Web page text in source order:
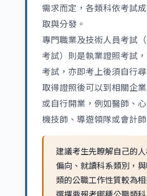
需求而定，各類科依考試
取與分發。
專門職業及技術人員考試
考試）則是執業證照考試
考試，亦即考上後須自行尋
取得證照後可以到相關企
或自行開業，例如醫師、
機技師、導遊領隊或會計師
建議考生先瞭解自己的
偏向、就讀科系類別，
類的公職工作性質較為